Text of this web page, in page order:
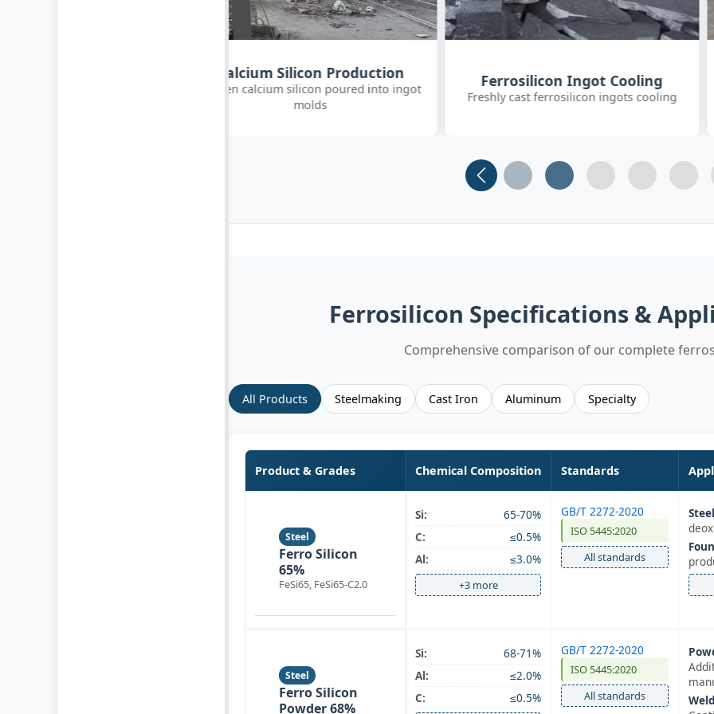
Ferrosilicon Ingot Cooling
Freshly cast ferrosilicon ingots cooling
Customer Quality Check
International clients inspecting FeSi
inoculant
Slide 1 Slide 2 (current)
Slide 3 Slide 4 Slide 5
Ferrosilicon Specifications &
Comprehensive comparison of our complete
All Products Steelmaking Cast Iron Aluminum Specialty
Product & Grades Chemical Composition Standards
Steel
Ferro Silicon
65%
FeSi65, FeSi65-C2.0
Si:
65-70%
C:
≤0.5%
Al:
≤3.0%
+3 more
GB/T 2272-2020
ISO 5445:2020
All standards
Steel
Ferro Silicon
Powder 68%
Si:
68-71%
Al:
≤2.0%
C:
≤0.5%
GB/T 2272-2020
ISO 5445:2020
All standards